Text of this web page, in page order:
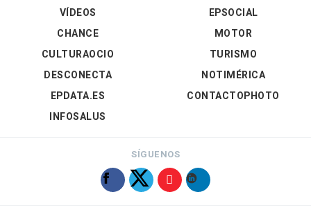
VÍDEOS
EPSOCIAL
CHANCE
CULTURAOCIO
DESCONECTA
EPDATA.ES
INFOSALUS
MOTOR
TURISMO
NOTIMÉRICA
CONTACTOPHOTO
SÍGUENOS